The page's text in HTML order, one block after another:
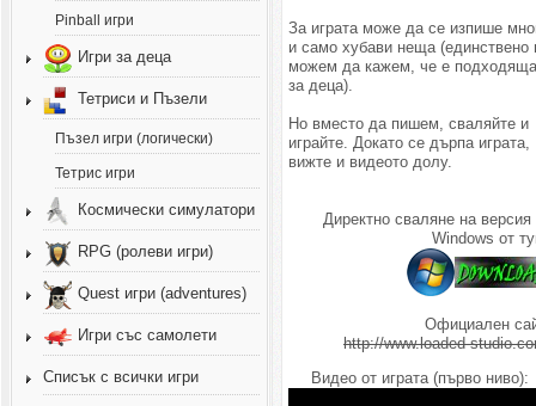
Pinball игри
Игри за деца
Тетриси и Пъзели
Пъзел игри (логически)
Тетрис игри
Космически симулатори
RPG (ролеви игри)
Quest игри (adventures)
Игри със самолети
Списък с всички игри
За играта може да се изпише
и само хубави неща (единствено
можем да кажем, че е
за деца).
Но вместо да пишем, сваляйте и
играйте. Докато се дърпа играта,
вижте и видеото долу.
Директно сваляне на версия
Windows от
Официален
http://www.loaded-
Видео от играта (първо ниво):